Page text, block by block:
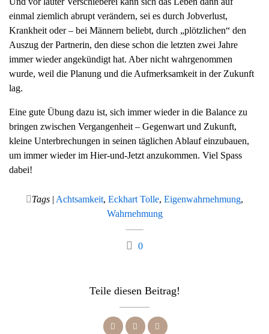
einmal ziemlich abrupt verändern, sei es durch Jobverlust,
Krankheit oder – bei Männern beliebt, durch „plötzlichen“ den
Auszug der Partnerin, den diese schon die letzten zwei Jahre
immer wieder angekündigt hat. Aber nicht wahrgenommen
wurde, weil die Planung und die Aufmerksamkeit in der Zukunft
lag.
Eine gute Übung dazu ist, sich immer wieder in die Balance zu
bringen zwischen Vergangenheit – Gegenwart und Zukunft,
kleine Unterbrechungen in seinen täglichen Ablauf einzubauen,
um immer wieder im Hier-und-Jetzt anzukommen. Viel Spass
dabei!
Tags | Achtsamkeit, Eckhart Tolle, Eigenwahrnehmung,
Wahrnehmung
0
Teile diesen Beitrag!